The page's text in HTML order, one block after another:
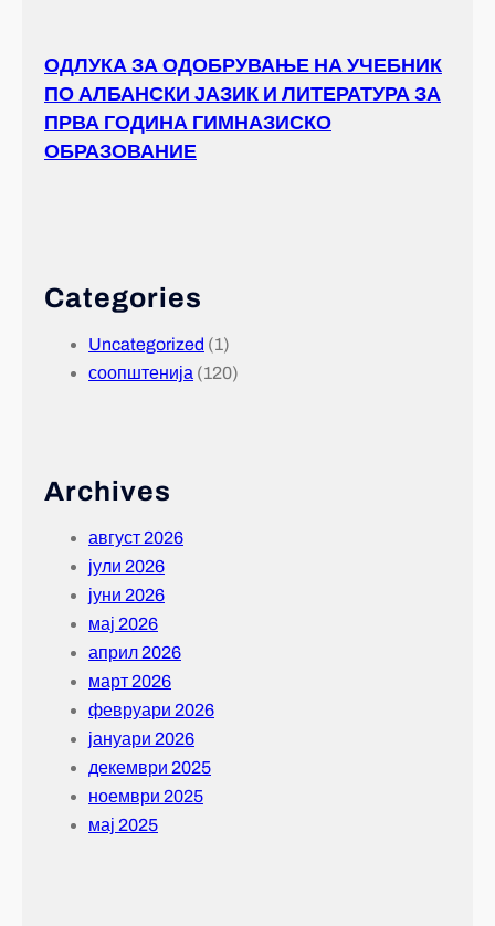
ОДЛУКА ЗА ОДОБРУВАЊЕ НА УЧЕБНИК
ПО АЛБАНСКИ ЈАЗИК И ЛИТЕРАТУРА ЗА
ПРВА ГОДИНА ГИМНАЗИСКО
ОБРАЗОВАНИЕ
Categories
Uncategorized (1)
соопштенија (120)
Archives
август 2026
јули 2026
јуни 2026
мај 2026
април 2026
март 2026
февруари 2026
јануари 2026
декември 2025
ноември 2025
мај 2025